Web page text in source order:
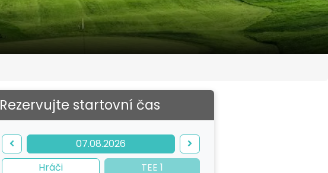
Rezervujte startovní čas
07.08.2026
Hráči
TEE 1